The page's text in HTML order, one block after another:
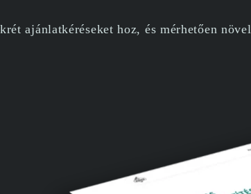
ajánlatkéréseket hoz, és mérhetően